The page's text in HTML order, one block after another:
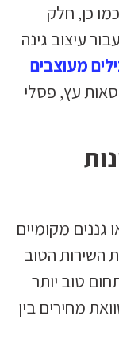
כן, חלק
עיצוב גינה
מעוצבים
עץ, פסלי
מקומיים
השירות הטוב
טוב יותר
מחירים בין